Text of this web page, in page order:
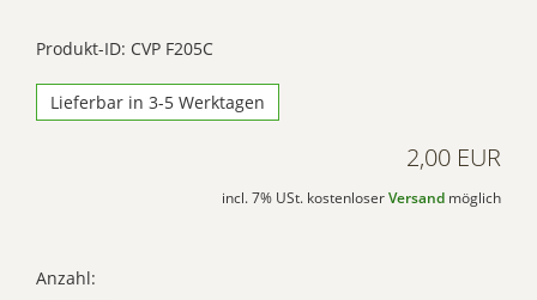
Produkt-ID: CVP F205C
Lieferbar in 3-5 Werktagen
2,00 EUR
incl. 7% USt. kostenloser Versand möglich
Anzahl: